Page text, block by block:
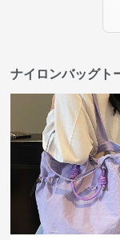
ナイロンバッグト